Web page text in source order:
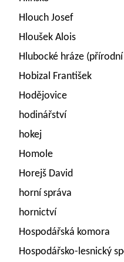
Hlouch Josef
Hloušek Alois
Hlubocké hráze
Hobizal František
Hodějovice
hodinářství
hokej
Homole
Horejš David
horní správa
hornictví
Hospodářská komora
Hospodářsko-lesnický